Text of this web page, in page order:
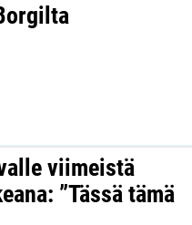
viimeistä
”Tässä tämä